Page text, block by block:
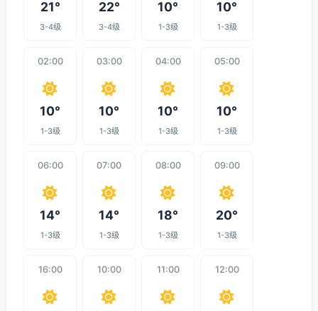
21°
3-4级
22°
3-4级
10°
1-3级
10°
1-3级
02:00
10°
1-3级
03:00
10°
1-3级
04:00
10°
1-3级
05:00
10°
1-3级
06:00
14°
1-3级
07:00
14°
1-3级
08:00
18°
1-3级
09:00
20°
1-3级
16:00 10:00 11:00 12:00